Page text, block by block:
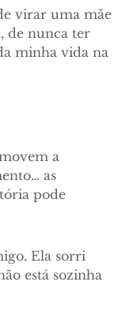
virar uma mãe
de nunca ter
minha vida na
a
as
pode
Ela sorri
está sozinha